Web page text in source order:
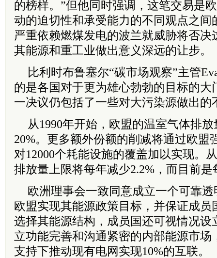
的榜样。”但他同时强调，这笔交易是
动的迫切性和承受能力的不同观点之间
严重依赖燃煤发电的波兰就威胁将否决
其能源和重工业做出意义深远的让步。
比利时布鲁塞尔“碳市场观察”主管
的是各国对于更为雄心勃勃的目标的大
一决议仍包括了一些对大污染源做出的
从1990年开始，欧盟的温室气体排
20%。更多额外份额的削减将通过欧盟
对12000个耗能设施的覆盖加以实现。
排放量上限将每年减少2.2%，而目前是
欧洲理事会一致同意成立一个可靠
欧盟实现其能源政策目标，并保证成员
选择其能源结构，成员国还可视情况设
立功能完善和沟通紧密的内部能源市场
支持下推动现有电网实现10%的互联。